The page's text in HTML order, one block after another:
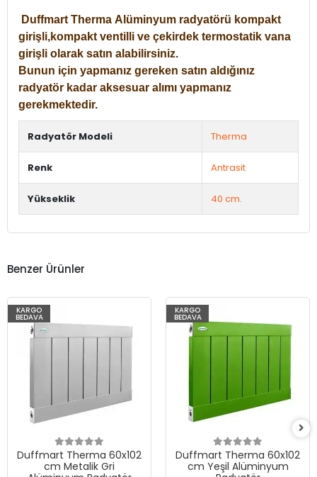
Duffmart Therma Alüminyum radyatörü kompakt
girişli,kompakt ventilli ve çekirdek termostatik vana
girişli olarak satın alabilirsiniz.
Bunun için yapmanız gereken satın aldığınız
radyatör kadar aksesuar alımı yapmanız
gerekmektedir.
Radyatör Modeli Therma
Renk Antrasit
Yükseklik 40 cm.
Benzer Ürünler
KARGO
BEDAVA
Duffmart Therma 60x102
cm Metalik Gri
KARGO
BEDAVA
Duffmart Therma 60x102
cm Yeşil Alüminyum